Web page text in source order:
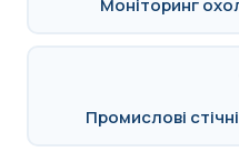
Моніторинг
Промислові